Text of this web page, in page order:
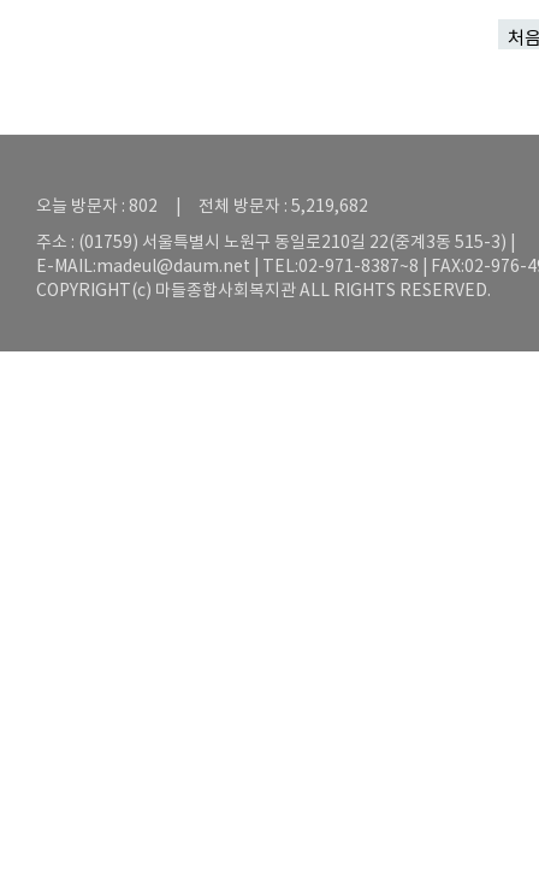
처
오늘 방문자 : 802 | 전체 방문자 : 5,219,682
주소 : (01759) 서울특별시 노원구 동일로210길 22(중계3동 515-3) |
E-MAIL:madeul@daum.net | TEL:02-971-8387~8 | FAX:02-976-
COPYRIGHT(c) 마들종합사회복지관 ALL RIGHTS RESERVED.